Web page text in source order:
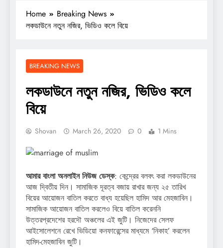
Home
Breaking News
লকডাউনে নতুন নজির, ভিডিও কলে বিয়ে
BREAKING NEWS
লকডাউনে নতুন নজির, ভিডিও কলে
বিয়ে
Shovan March 26, 2020 0 1 Mins
আমার বাংলা অনলাইন নিউজ ডেস্ক: কেন্দ্রের বলবৎ করা লকডাউনের
আজ দ্বিতীয় দিন। সামাজিক দূরত্ব বজায় রাখার জন্য ২৫ তারিখ
বিয়ের আয়োজন বাতিল করতে বাধ্য হয়েছিল হামিদ আর মেহজাবিন।
সামাজিক আয়োজন বাতিল করলেও বিয়ে বাতিল করেননি
উত্তরপ্রদেশের হরদৌ অঞ্চলের এই জুটি। নিজেদের সেলফ
আইসোলেশনে রেখে ভিডিয়ো কনফারেন্সের মাধ্যমে ‘নিকাহ’ করলেন
হামিদ-মেহজাবিন জুটি।